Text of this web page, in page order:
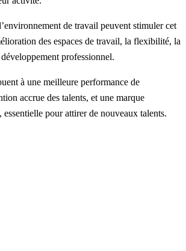
de travail peuvent stimuler cet
des espaces de travail, la flexibilité, la
professionnel.
à une meilleure performance de
accrue des talents, et une marque
pour attirer de nouveaux talents.